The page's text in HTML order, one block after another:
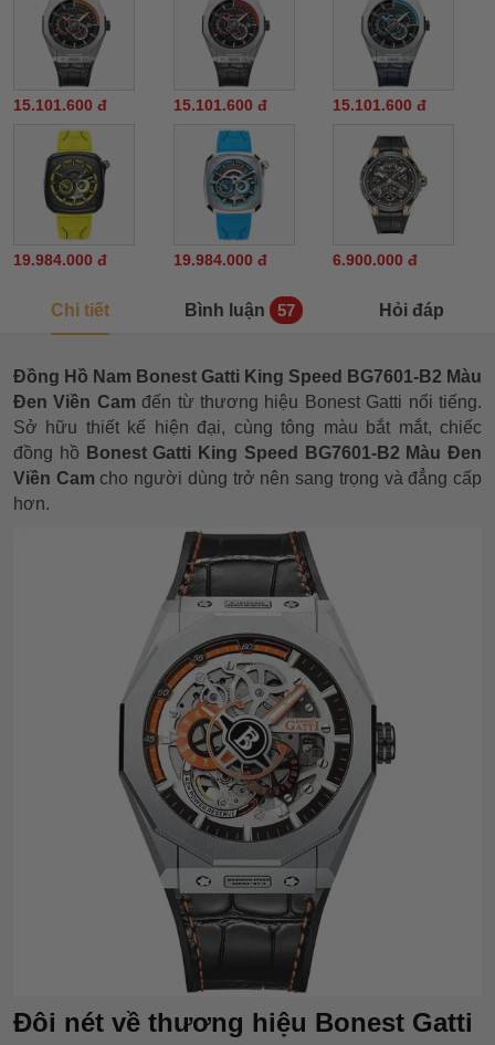
15.101.600 đ 15.101.600 đ 15.101.600 đ
19.984.000 đ 19.984.000 đ 6.900.000 đ
Chi tiết Bình luận 57 Hỏi đáp
Đồng Hồ Nam Bonest Gatti King Speed BG7601-B2 Màu
Đen Viền Cam đến từ thương hiệu Bonest Gatti nổi tiếng.
Sở hữu thiết kế hiện đại, cùng tông màu bắt mắt, chiếc
đồng hồ Bonest Gatti King Speed BG7601-B2 Màu Đen
Viền Cam cho người dùng trở nên sang trọng và đẳng cấp
hơn.
Đôi nét về thương hiệu Bonest Gatti